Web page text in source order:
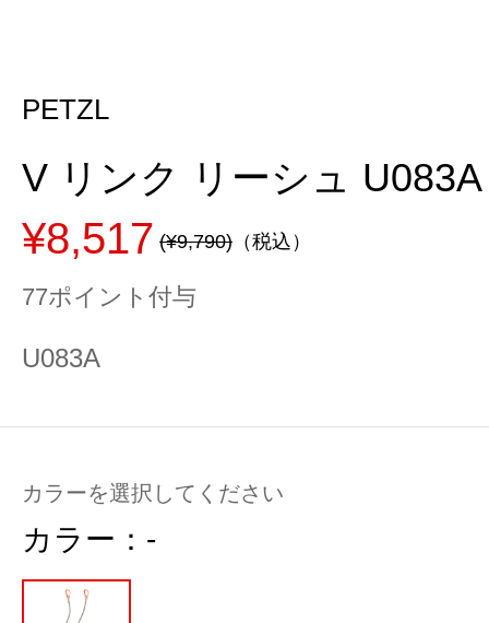
PETZL
V リンク リーシュ U083A
¥8,517 (¥9,790) （税込）
77ポイント付与
U083A
カラーを選択してください
カラー： -